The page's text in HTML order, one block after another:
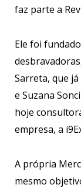
faz parte a
Ele foi
Sarreta, que
e Suzana
hoje
empresa, a
A própria
mesmo